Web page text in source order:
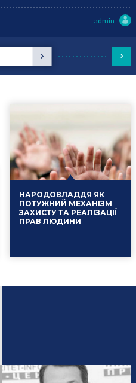
admin
НАРОДОВЛАДДЯ ЯК
ПОТУЖНИЙ МЕХАНІЗМ
ЗАХИСТУ ТА РЕАЛІЗАЦІЇ
ПРАВ ЛЮДИНИ